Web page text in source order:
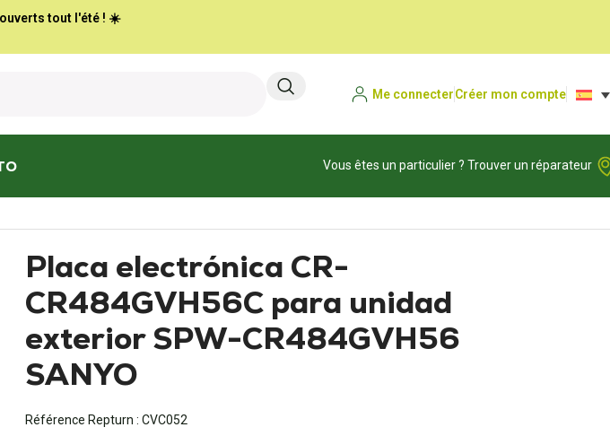
tout l'été ! ☀️
Me connecterCréer mon compte
Vous êtes un particulier ? Trouver un réparateur
Placa electrónica CR-
CR484GVH56C para unidad
exterior SPW-CR484GVH56
SANYO
Référence Repturn : CVC052